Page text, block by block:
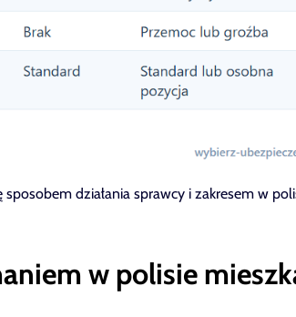
działania sprawcy i zakresem w
w polisie